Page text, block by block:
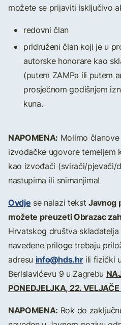
možete se prijaviti isključivo
redovni član
pridruženi član koji je u
autorske honorare kao
(putem ZAMPa ili putem
prosječnom godišnjem
kuna.
NAPOMENA: Molimo
izvođačke ugovore temeljem
kao izvođači (svirači/pjevači/
nastupima ili snimanjima!
Ovdje se nalazi tekst Javnog
možete preuzeti Obrazac
Hrvatskog društva
navedene priloge trebaju
adresu info@hds.hrili fizički
Berislavićevu 9 u Zagrebu
PONEDJELJKA, 22.
NAPOMENA: Rok do